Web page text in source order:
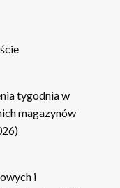
tygodnia w
magazynów
i